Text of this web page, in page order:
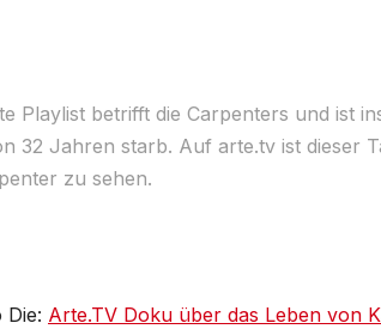
Playlist betrifft die Carpenters und ist
32 Jahren starb. Auf arte.tv ist dieser
zu sehen.
Die: Arte.TV Doku über das Leben von